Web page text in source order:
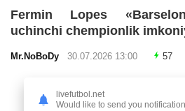
Fermin Lopes
uchinchi chempionlik
Mr.NoBoDy 30.07.2026 13:00 57
livefutbol.net
Would like to send you